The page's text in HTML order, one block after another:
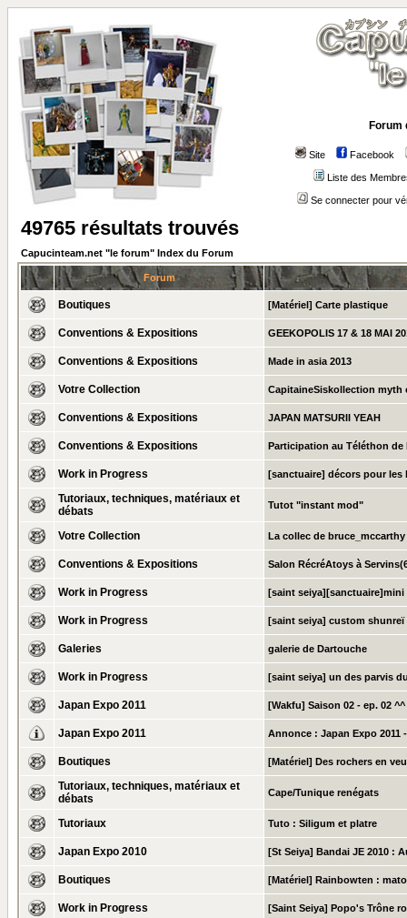
Forum
Site Facebook
Liste des
Se connecter pour
49765 résultats trouvés
Capucinteam.net "le forum" Index du Forum
Forum
Boutiques [Matériel] Carte plastique
Conventions & Expositions GEEKOPOLIS 17 & 18 MAI
Conventions & Expositions Made in asia 2013
Votre Collection CapitaineSiskollection myth
Conventions & Expositions JAPAN MATSURII YEAH
Conventions & Expositions Participation au Téléthon de
Work in Progress [sanctuaire] décors pour les
Tutoriaux, techniques, matériaux et
débats
Tutot "instant mod"
Votre Collection La collec de bruce_mccarthy
Conventions & Expositions Salon RécréAtoys à
Work in Progress [saint
Work in Progress [saint seiya] custom shunreï
Galeries galerie de Dartouche
Work in Progress [saint seiya] un des parvis
Japan Expo 2011 [Wakfu] Saison 02 - ep. 02 ^^
Japan Expo 2011 Annonce : Japan Expo 2011
Boutiques [Matériel] Des rochers en
Tutoriaux, techniques, matériaux et
débats
Cape/Tunique renégats
Tutoriaux Tuto : Siligum et platre
Japan Expo 2010 [St Seiya] Bandai JE 2010 :
Boutiques [Matériel] Rainbowten :
Work in Progress [Saint Seiya] Popo's Trône